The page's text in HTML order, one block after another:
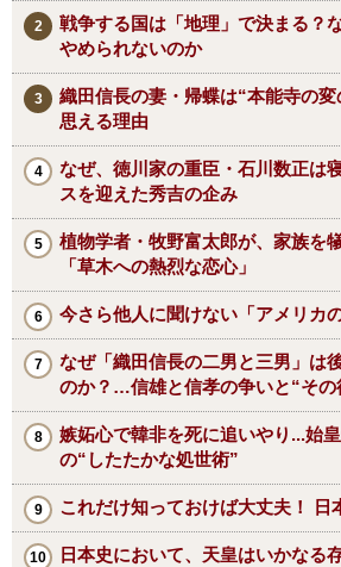
戦争する国は「地理」で決まる？
やめられないのか
織田信長の妻・帰蝶は“本能寺の
思える理由
なぜ、徳川家の重臣・石川数正は
スを迎えた秀吉の企み
植物学者・牧野富太郎が、家族を
「草木への熱烈な恋心」
今さら他人に聞けない「アメリカ
なぜ「織田信長の二男と三男」は
のか？…信雄と信孝の争いと“その
嫉妬心で韓非を死に追いやり...始
の“したたかな処世術”
これだけ知っておけば大丈夫！ 日
日本史において、天皇はいかなる